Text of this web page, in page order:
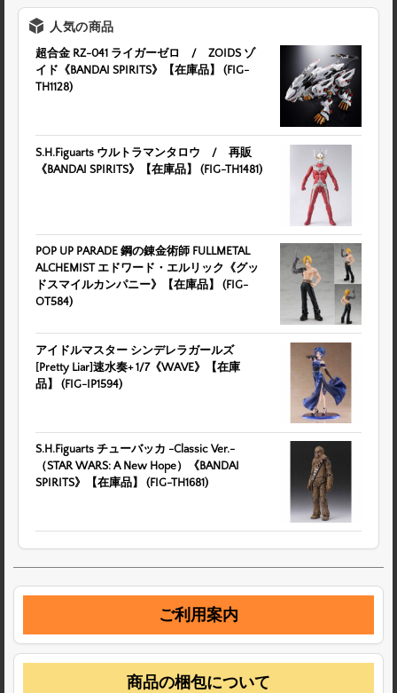
人気の商品
超合金 RZ-041 ライガーゼロ / ZOIDS ゾ
イド《BANDAI SPIRITS》【在庫品】 (FIG-
TH1128)
S.H.Figuarts ウルトラマンタロウ / 再販
《BANDAI SPIRITS》【在庫品】 (FIG-TH1481)
POP UP PARADE 鋼の錬金術師 FULLMETAL
ALCHEMIST エドワード・エルリック《グッ
ドスマイルカンパニー》【在庫品】 (FIG-
OT584)
アイドルマスター シンデレラガールズ
[Pretty Liar]速水奏+ 1/7《WAVE》【在庫
品】 (FIG-IP1594)
S.H.Figuarts チューバッカ -Classic Ver.-
（STAR WARS: A New Hope）《BANDAI
SPIRITS》【在庫品】 (FIG-TH1681)
ご利用案内
商品の梱包について